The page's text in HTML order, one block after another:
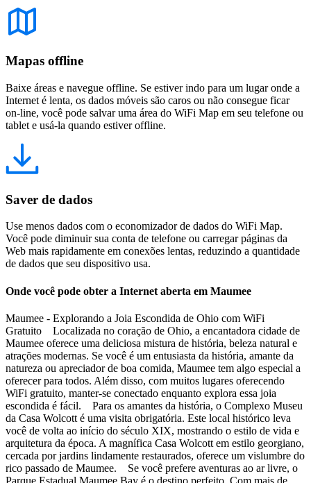
Mapas offline
Baixe áreas e navegue offline. Se estiver indo para um lugar onde a
Internet é lenta, os dados móveis são caros ou não consegue ficar
on-line, você pode salvar uma área do WiFi Map em seu telefone ou
tablet e usá-la quando estiver offline.
Saver de dados
Use menos dados com o economizador de dados do WiFi Map.
Você pode diminuir sua conta de telefone ou carregar páginas da
Web mais rapidamente em conexões lentas, reduzindo a quantidade
de dados que seu dispositivo usa.
Onde você pode obter a Internet aberta em Maumee
Maumee - Explorando a Joia Escondida de Ohio com WiFi
Gratuito Localizada no coração de Ohio, a encantadora cidade de
Maumee oferece uma deliciosa mistura de história, beleza natural e
atrações modernas. Se você é um entusiasta da história, amante da
natureza ou apreciador de boa comida, Maumee tem algo especial a
oferecer para todos. Além disso, com muitos lugares oferecendo
WiFi gratuito, manter-se conectado enquanto explora essa joia
escondida é fácil. Para os amantes da história, o Complexo Museu
da Casa Wolcott é uma visita obrigatória. Este local histórico leva
você de volta ao início do século XIX, mostrando o estilo de vida e
arquitetura da época. A magnífica Casa Wolcott em estilo georgiano,
cercada por jardins lindamente restaurados, oferece um vislumbre do
rico passado de Maumee. Se você prefere aventuras ao ar livre, o
Parque Estadual Maumee Bay é o destino perfeito. Com mais de